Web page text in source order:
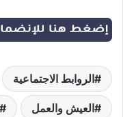
الروابط الاجتماعية
العيش والعمل